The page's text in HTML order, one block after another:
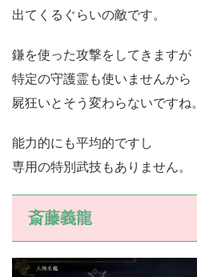
出てくるぐらいの敵です。
鎌を使った攻撃をしてきますが
特定の守護霊も使いませんから
屍狂いとそう変わらないですね。
能力的にも平均的ですし
専用の特別武技もありません。
斎藤義龍